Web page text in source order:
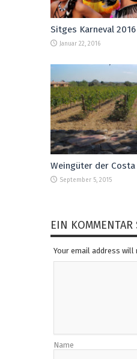
Sitges Karneval 2016
Januar 22, 2016
Weingüter der Costa
September 5, 2015
EIN KOMMENTAR
Your email address will
Name